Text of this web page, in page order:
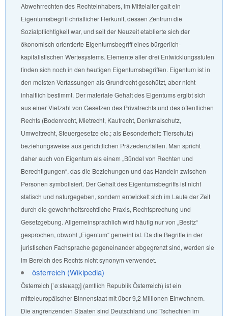
Abwehrrechten des Rechteinhabers, im Mittelalter galt ein
Eigentumsbegriff christlicher Herkunft, dessen Zentrum die
Sozialpflichtigkeit war, und seit der Neuzeit etablierte sich der
ökonomisch orientierte Eigentumsbegriff eines bürgerlich-
kapitalistischen Wertesystems. Elemente aller drei Entwicklungsstufen
finden sich noch in den heutigen Eigentumsbegriffen. Eigentum ist in
den meisten Verfassungen als Grundrecht geschützt, aber nicht
inhaltlich bestimmt. Der materiale Gehalt des Eigentums ergibt sich
aus einer Vielzahl von Gesetzen des Privatrechts und des öffentlichen
Rechts (Bodenrecht, Mietrecht, Kaufrecht, Denkmalschutz,
Umweltrecht, Steuergesetze etc.; als Besonderheit: Tierschutz)
beziehungsweise aus gerichtlichen Präzedenzfällen. Man spricht
daher auch von Eigentum als einem „Bündel von Rechten und
Berechtigungen“, das die Beziehungen und das Handeln zwischen
Personen symbolisiert. Der Gehalt des Eigentumsbegriffs ist nicht
statisch und naturgegeben, sondern entwickelt sich im Laufe der Zeit
durch die gewohnheitsrechtliche Praxis, Rechtsprechung und
Gesetzgebung. Allgemeinsprachlich wird häufig nur von „Besitz“
gesprochen, obwohl „Eigentum“ gemeint ist. Da die Begriffe in der
juristischen Fachsprache gegeneinander abgegrenzt sind, werden sie
im Bereich des Rechts nicht synonym verwendet.
österreich (Wikipedia)
Österreich [ˈøːstəʁaɪ̯ç] (amtlich Republik Österreich) ist ein
mitteleuropäischer Binnenstaat mit über 9,2 Millionen Einwohnern.
Die angrenzenden Staaten sind Deutschland und Tschechien im